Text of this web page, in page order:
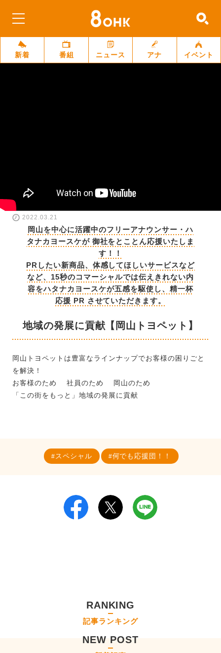
新着 番組 ニュース アナ イベント
2022.03.21
岡山を中心に活躍中のフリーアナウンサー・ハ
タナカヨースケが 御社をとことん応援いたしま
す！！
PRしたい新商品、体感してほしいサービスなど
など、15秒のコマーシャルでは伝えきれない内
容をハタナカヨースケが五感を駆使し、精一杯
応援 PR させていただきます。
地域の発展に貢献【岡山トヨペット】
岡山トヨペットは豊富なラインナップでお客様の困りごと
を解決！
お客様のため 社員のため 岡山のため
「この街をもっと」地域の発展に貢献
スペシャル 何でも応援団！！
RANKING
記事ランキング
NEW POST